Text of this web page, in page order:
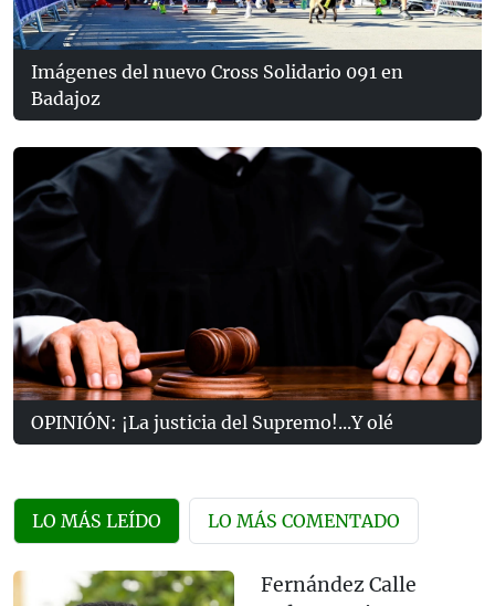
Imágenes del nuevo Cross Solidario 091 en
Badajoz
OPINIÓN: ¡La justicia del Supremo!...Y olé
LO MÁS LEÍDO LO MÁS COMENTADO
Fernández Calle